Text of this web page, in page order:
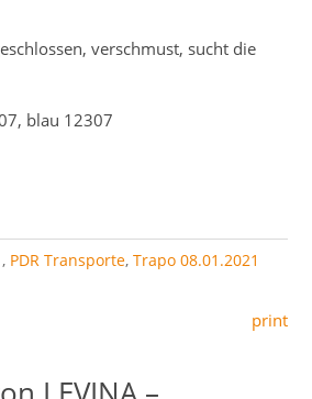
verschmust, sucht die
blau 12307
, PDR Transporte,Trapo 08.01.2021
print